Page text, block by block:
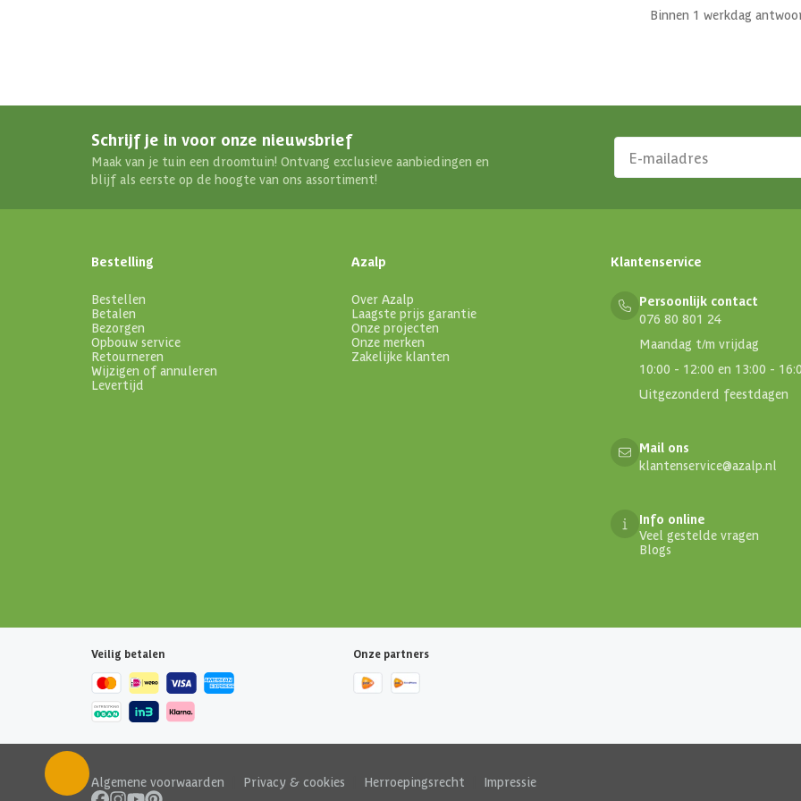
Binnen 1 werkdag
Schrijf je in voor onze nieuwsbrief
Maak van je tuin een droomtuin! Ontvang exclusieve aanbiedingen en
blijf als eerste op de hoogte van ons assortiment!
Bestelling
Bestellen
Betalen
Bezorgen
Opbouw service
Retourneren
Wijzigen of annuleren
Levertijd
Azalp
Over Azalp
Laagste prijs garantie
Onze projecten
Onze merken
Zakelijke klanten
Klantenservice
Persoonlijk contact
076 80 801 24
Maandag t/m vrijdag
10:00 - 12:00 en 13:00 -
Uitgezonderd feestdagen
Mail ons
klantenservice@azalp.nl
Info online
Veel gestelde vragen
Blogs
Veilig betalen Onze partners
Algemene voorwaarden Privacy & cookies Herroepingsrecht Impressie